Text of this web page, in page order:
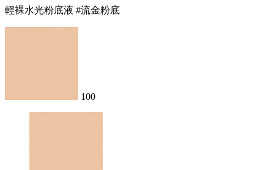
輕裸水光粉底液 #流金粉底
100